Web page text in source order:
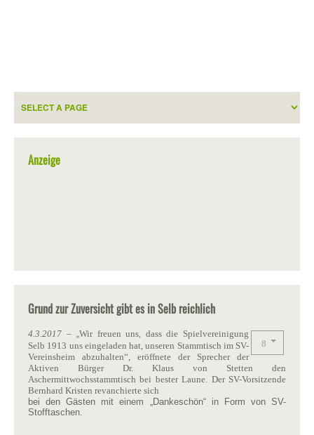
Anzeige
Grund zur Zuversicht gibt es in Selb reichlich
4.3.2017 – „Wir freuen uns, dass die Spielvereinigung
Selb 1913 uns eingeladen hat, unseren Stammtisch im SV-
Vereinsheim abzuhalten“, eröffnete der Sprecher der
Aktiven Bürger Dr. Klaus von Stetten den
Aschermittwochsstammtisch bei bester Laune. Der SV-Vorsitzende
Bernhard Kristen revanchierte sich
bei den Gästen mit einem „Dankeschön“ in Form von SV-
Stofftaschen.